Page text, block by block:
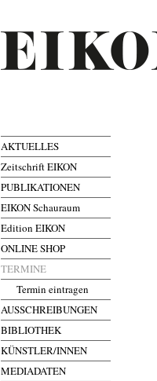
AKTUELLES
Zeitschrift EIKON
PUBLIKATIONEN
EIKON Schauraum
Edition EIKON
ONLINE SHOP
TERMINE
Termin eintragen
AUSSCHREIBUNGEN
BIBLIOTHEK
KÜNSTLER/INNEN
MEDIADATEN